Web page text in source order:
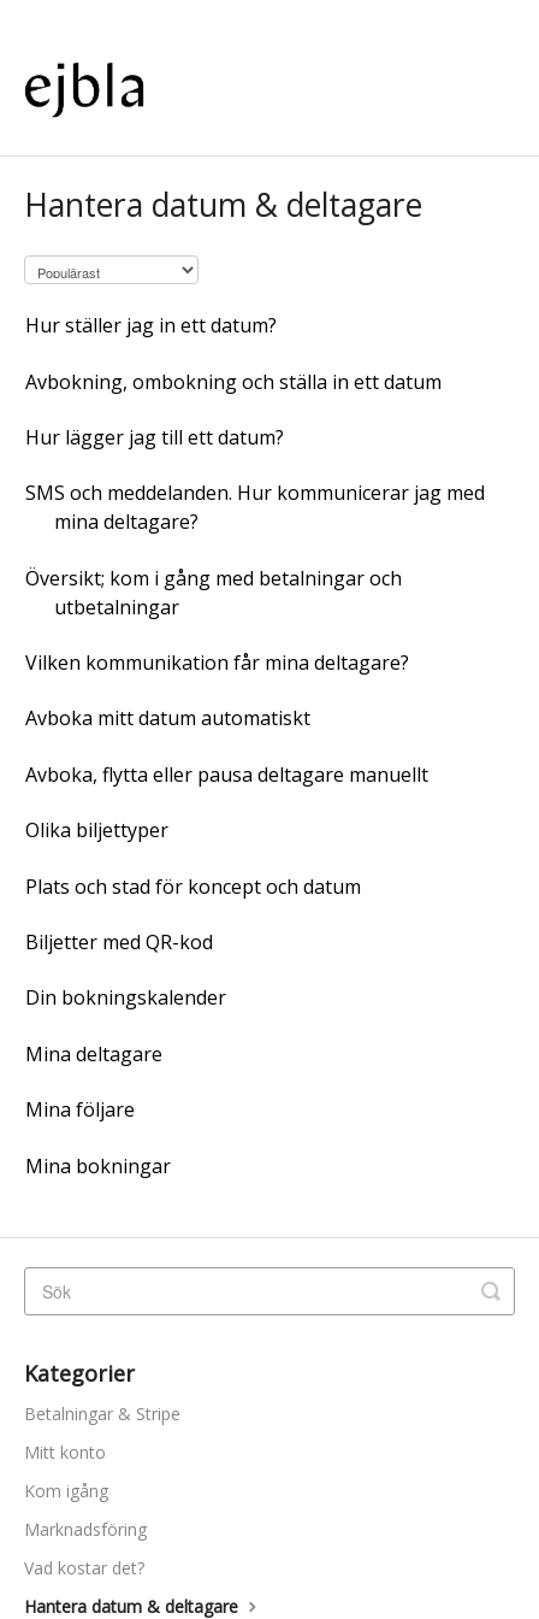
Hantera datum & deltagare
Hur ställer jag in ett datum?
Avbokning, ombokning och ställa in ett datum
Hur lägger jag till ett datum?
SMS och meddelanden. Hur kommunicerar jag med
mina deltagare?
Översikt; kom i gång med betalningar och
utbetalningar
Vilken kommunikation får mina deltagare?
Avboka mitt datum automatiskt
Avboka, flytta eller pausa deltagare manuellt
Olika biljettyper
Plats och stad för koncept och datum
Biljetter med QR-kod
Din bokningskalender
Mina deltagare
Mina följare
Mina bokningar
Kategorier
Betalningar & Stripe
Mitt konto
Kom igång
Marknadsföring
Vad kostar det?
Hantera datum & deltagare